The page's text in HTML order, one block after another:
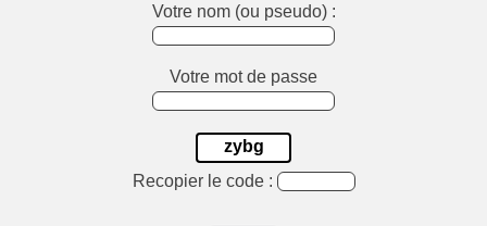
Votre nom (ou pseudo) :
Votre mot de passe
zybg
Recopier le code :